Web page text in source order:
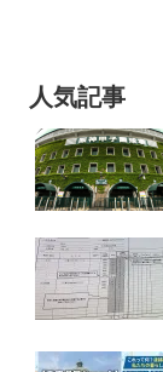
人気記事